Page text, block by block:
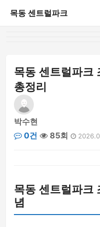
목동 센트럴파크
목동 센트럴파크
총정리
박수현
0건
85회
목동 센트럴파크
념